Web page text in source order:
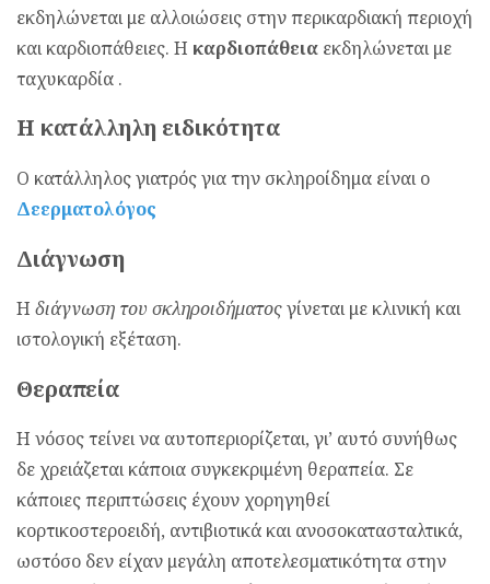
εκδηλώνεται με αλλοιώσεις στην περικαρδιακή περιοχή
και καρδιοπάθειες. Η καρδιοπάθεια εκδηλώνεται με
ταχυκαρδία .
Η κατάλληλη ειδικότητα
Ο κατάλληλος γιατρός για την σκληροίδημα είναι ο
Δεερματολόγος
Διάγνωση
Η διάγνωση του σκληροιδήματοςγίνεται με κλινική και
ιστολογική εξέταση.
Θεραπεία
Η νόσος τείνει να αυτοπεριορίζεται, γι’ αυτό συνήθως
δε χρειάζεται κάποια συγκεκριμένη θεραπεία. Σε
κάποιες περιπτώσεις έχουν χορηγηθεί
κορτικοστεροειδή, αντιβιοτικά και ανοσοκατασταλτικά,
ωστόσο δεν είχαν μεγάλη αποτελεσματικότητα στην